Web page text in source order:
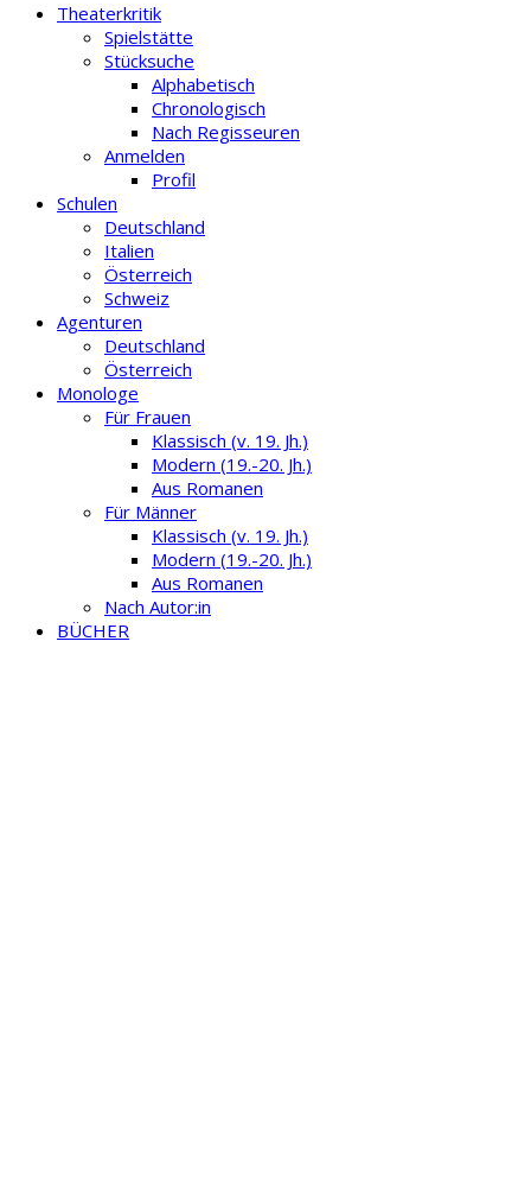
Theaterkritik
Spielstätte
Stücksuche
Alphabetisch
Chronologisch
Nach Regisseuren
Anmelden
Profil
Schulen
Deutschland
Italien
Österreich
Schweiz
Agenturen
Deutschland
Österreich
Monologe
Für Frauen
Klassisch (v. 19. Jh.)
Modern (19.-20. Jh.)
Aus Romanen
Für Männer
Klassisch (v. 19. Jh.)
Modern (19.-20. Jh.)
Aus Romanen
Nach Autor:in
BÜCHER